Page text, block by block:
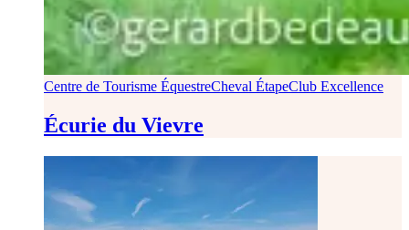
Centre de Tourisme ÉquestreCheval ÉtapeClub Excellence
Écurie du Vievre